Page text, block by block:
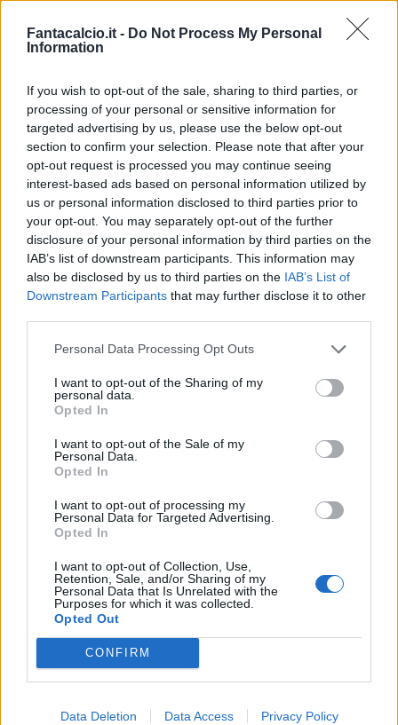
Fantacalcio.it - Do Not Process My Personal
Information
If you wish to opt-out of the sale, sharing to third parties, or
processing of your personal or sensitive information for
targeted advertising by us, please use the below opt-out
section to confirm your selection. Please note that after your
opt-out request is processed you may continue seeing
interest-based ads based on personal information utilized by
us or personal information disclosed to third parties prior to
your opt-out. You may separately opt-out of the further
disclosure of your personal information by third parties on the
IAB’s list of downstream participants. This information may
also be disclosed by us to third parties on the IAB’s List of
Downstream Participants that may further disclose it to other
Personal Data Processing Opt Outs
I want to opt-out of the Sharing of my
personal data.
Opted In
I want to opt-out of the Sale of my
Personal Data.
Opted In
I want to opt-out of processing my
Personal Data for Targeted Advertising.
Opted In
I want to opt-out of Collection, Use,
Retention, Sale, and/or Sharing of my
Personal Data that Is Unrelated with the
Purposes for which it was collected.
Opted Out
CONFIRM
Data Deletion Data Access Privacy Policy
Bonus Malus
Presenze a
voto
Quotazioni
26
FVM attuale 26 MIN